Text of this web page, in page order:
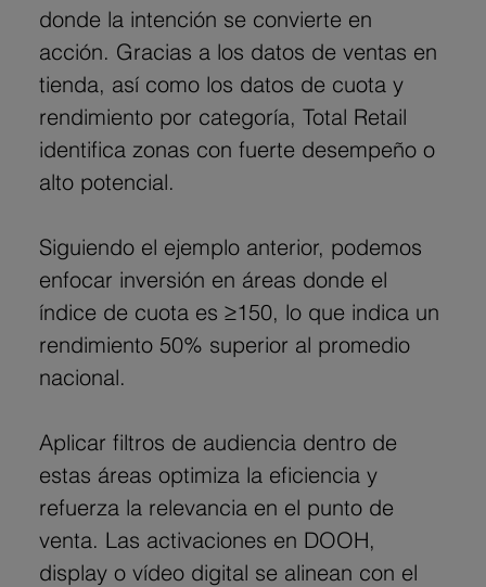
donde la intención se convierte en
acción. Gracias a los datos de ventas en
tienda, así como los datos de cuota y
rendimiento por categoría, Total Retail
identifica zonas con fuerte desempeño o
alto potencial.
Siguiendo el ejemplo anterior, podemos
enfocar inversión en áreas donde el
índice de cuota es ≥150, lo que indica un
rendimiento 50% superior al promedio
nacional.
Aplicar filtros de audiencia dentro de
estas áreas optimiza la eficiencia y
refuerza la relevancia en el punto de
venta. Las activaciones en DOOH,
display o vídeo digital se alinean con el